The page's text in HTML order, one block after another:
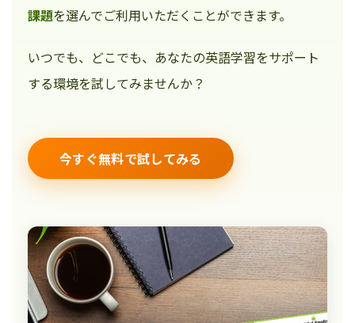
課題を選んでご利用いただくことができます。
いつでも、どこでも、あなたの英語学習をサポート
する環境を試してみませんか？
今すぐ無料で試してみる